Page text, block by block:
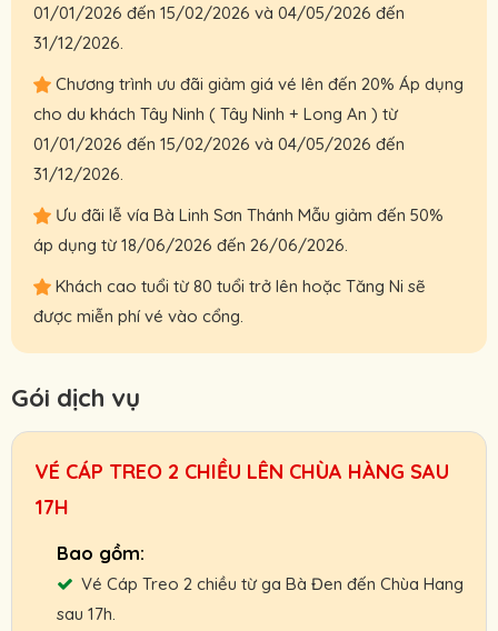
01/01/2026 đến 15/02/2026 và 04/05/2026 đến
31/12/2026.
Chương trình ưu đãi giảm giá vé lên đến 20% Áp dụng
cho du khách Tây Ninh ( Tây Ninh + Long An ) từ
01/01/2026 đến 15/02/2026 và 04/05/2026 đến
31/12/2026.
Ưu đãi lễ vía Bà Linh Sơn Thánh Mẫu giảm đến 50%
áp dụng từ 18/06/2026 đến 26/06/2026.
Khách cao tuổi từ 80 tuổi trở lên hoặc Tăng Ni sẽ
được miễn phí vé vào cổng.
Gói dịch vụ
VÉ CÁP TREO 2 CHIỀU LÊN CHÙA HÀNG SAU
17H
Vé Cáp Treo 2 chiều từ ga Bà Đen đến Chùa Hang
sau 17h.